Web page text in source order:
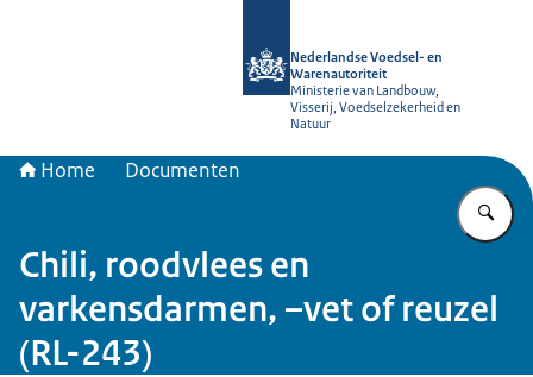
Nederlandse Voedsel- en
Warenautoriteit
Ministerie van Landbouw,
Visserij, Voedselzekerheid en
Natuur
Home Documenten
Chili, roodvlees en
varkensdarmen, –vet of reuzel
(RL-243)